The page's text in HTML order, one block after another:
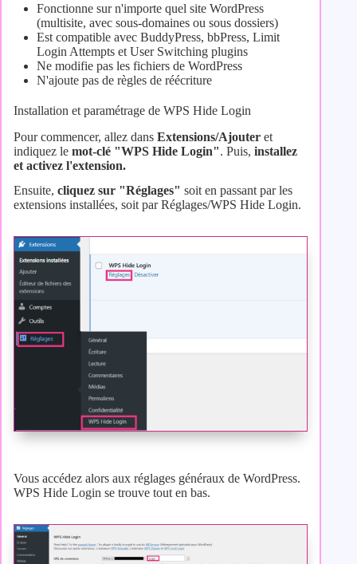
Fonctionne sur n'importe quel site WordPress
(multisite, avec sous-domaines ou sous dossiers)
Est compatible avec BuddyPress, bbPress, Limit
Login Attempts et User Switching plugins
Ne modifie pas les fichiers de WordPress
N'ajoute pas de règles de réécriture
Installation et paramétrage de WPS Hide Login
Pour commencer, allez dans Extensions/Ajouter et
indiquez le mot-clé "WPS Hide Login". Puis, installez
et activez l'extension.
Ensuite, cliquez sur "Réglages" soit en passant par les
extensions installées, soit par Réglages/WPS Hide Login.
Vous accédez alors aux réglages généraux de WordPress.
WPS Hide Login se trouve tout en bas.